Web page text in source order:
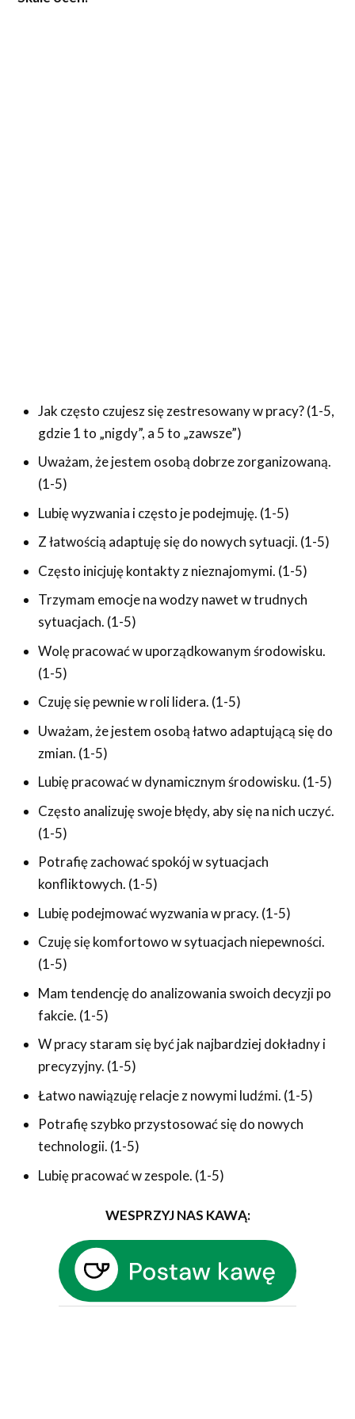
Jak często czujesz się zestresowany w pracy? (1-5,
gdzie 1 to „nigdy”, a 5 to „zawsze”)
Uważam, że jestem osobą dobrze zorganizowaną.
(1-5)
Lubię wyzwania i często je podejmuję. (1-5)
Z łatwością adaptuję się do nowych sytuacji. (1-5)
Często inicjuję kontakty z nieznajomymi. (1-5)
Trzymam emocje na wodzy nawet w trudnych
sytuacjach. (1-5)
Wolę pracować w uporządkowanym środowisku.
(1-5)
Czuję się pewnie w roli lidera. (1-5)
Uważam, że jestem osobą łatwo adaptującą się do
zmian. (1-5)
Lubię pracować w dynamicznym środowisku. (1-5)
Często analizuję swoje błędy, aby się na nich uczyć.
(1-5)
Potrafię zachować spokój w sytuacjach
konfliktowych. (1-5)
Lubię podejmować wyzwania w pracy. (1-5)
Czuję się komfortowo w sytuacjach niepewności.
(1-5)
Mam tendencję do analizowania swoich decyzji po
fakcie. (1-5)
W pracy staram się być jak najbardziej dokładny i
precyzyjny. (1-5)
Łatwo nawiązuję relacje z nowymi ludźmi. (1-5)
Potrafię szybko przystosować się do nowych
technologii. (1-5)
Lubię pracować w zespole. (1-5)
WESPRZYJ NAS KAWĄ: